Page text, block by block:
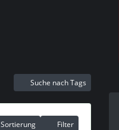
Suche nach Tags
Sortierung Filter